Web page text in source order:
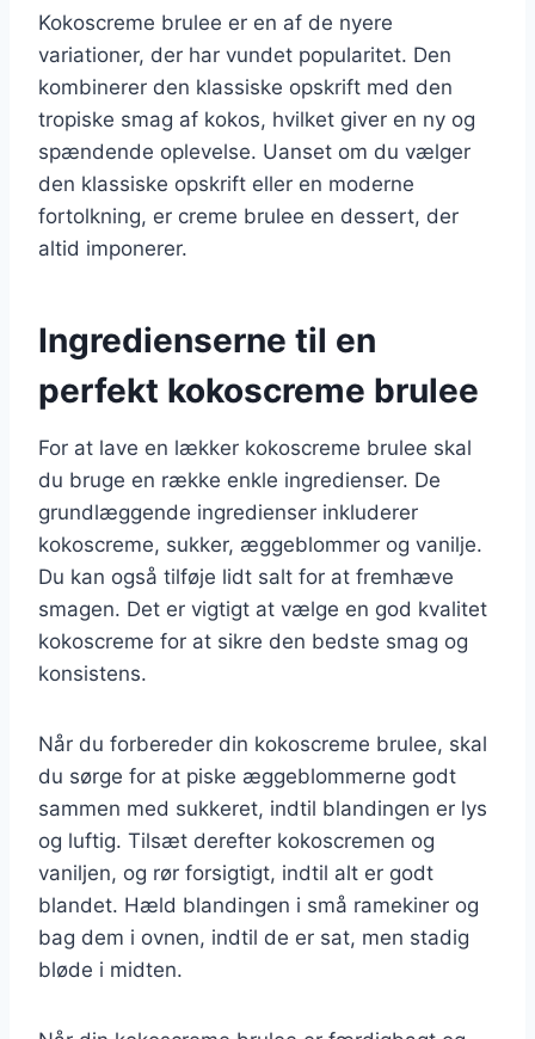
Kokoscreme brulee er en af de nyere
variationer, der har vundet popularitet. Den
kombinerer den klassiske opskrift med den
tropiske smag af kokos, hvilket giver en ny og
spændende oplevelse. Uanset om du vælger
den klassiske opskrift eller en moderne
fortolkning, er creme brulee en dessert, der
altid imponerer.
Ingredienserne til en
perfekt kokoscreme brulee
For at lave en lækker kokoscreme brulee skal
du bruge en række enkle ingredienser. De
grundlæggende ingredienser inkluderer
kokoscreme, sukker, æggeblommer og vanilje.
Du kan også tilføje lidt salt for at fremhæve
smagen. Det er vigtigt at vælge en god kvalitet
kokoscreme for at sikre den bedste smag og
konsistens.
Når du forbereder din kokoscreme brulee, skal
du sørge for at piske æggeblommerne godt
sammen med sukkeret, indtil blandingen er lys
og luftig. Tilsæt derefter kokoscremen og
vaniljen, og rør forsigtigt, indtil alt er godt
blandet. Hæld blandingen i små ramekiner og
bag dem i ovnen, indtil de er sat, men stadig
bløde i midten.